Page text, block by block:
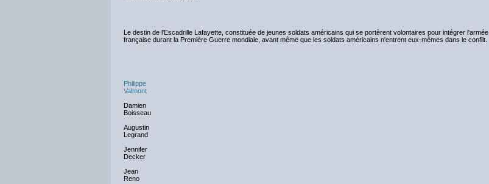
Le destin de l'Escadrille Lafayette, constituée de jeunes soldats américains qui se portèrent volontaires pour intégrer l'armée
française durant la Première Guerre mondiale, avant même que les soldats américains n'entrent eux-mêmes dans le conflit.
Philippe
Valmont
Damien
Boisseau
Augustin
Legrand
Jennifer
Decker
Jean
Reno